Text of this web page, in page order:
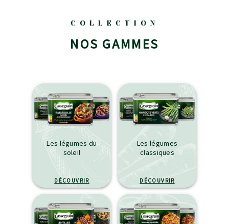
COLLECTION
NOS GAMMES
Les légumes du
soleil
DÉCOUVRIR
Les légumes
classiques
DÉCOUVRIR